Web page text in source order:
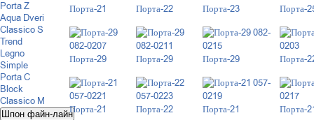
Porta Z
Aqua Dveri
Classico S
Trend
Legno
Simple
Porta C
Block
Classico M
Шпон файн-лайн
Порта-21 Порта-22 Порта-23 Порта-
Порта-29 Порта-29 Порта-29 Порта-
Порта-21 Порта-22 Порта-21 Порта-